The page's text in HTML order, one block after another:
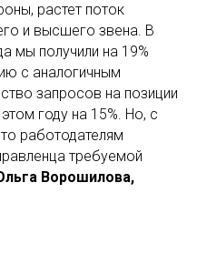
растет поток
и высшего звена. В
мы получили на 19%
с аналогичным
запросов на позиции
году на 15%. Но, с
работодателям
требуемой
Ворошилова,